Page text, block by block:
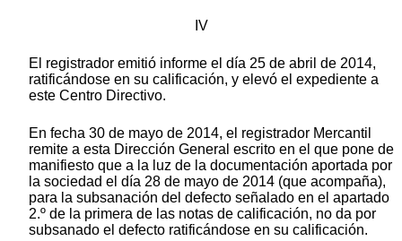
IV
El registrador emitió informe el día 25 de abril de 2014,
ratificándose en su calificación, y elevó el expediente a
este Centro Directivo.
En fecha 30 de mayo de 2014, el registrador Mercantil
remite a esta Dirección General escrito en el que pone de
manifiesto que a la luz de la documentación aportada por
la sociedad el día 28 de mayo de 2014 (que acompaña),
para la subsanación del defecto señalado en el apartado
2.º de la primera de las notas de calificación, no da por
subsanado el defecto ratificándose en su calificación.